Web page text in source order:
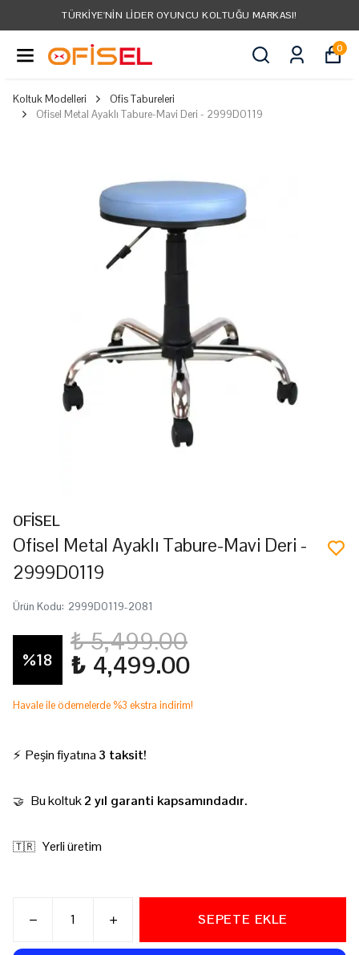
TÜRKIYE'NIN LIDER OYUNCU KOLTUĞU MARKASI!
0
Koltuk Modelleri
Ofis Tabureleri
Ofisel Metal Ayaklı Tabure-Mavi Deri - 2999D0119
OFİSEL
Ofisel Metal Ayaklı Tabure-Mavi Deri -
2999D0119
Ürün Kodu: 2999D0119-2081
%18
₺ 5,499.00
₺ 4,499.00
Havale ile ödemelerde %3 ekstra indirim!
⚡ Peşin fiyatına 3 taksit!
🤝 Bu koltuk2 yıl garanti kapsamındadır.
🇹🇷 Yerli üretim
SEPETE EKLE